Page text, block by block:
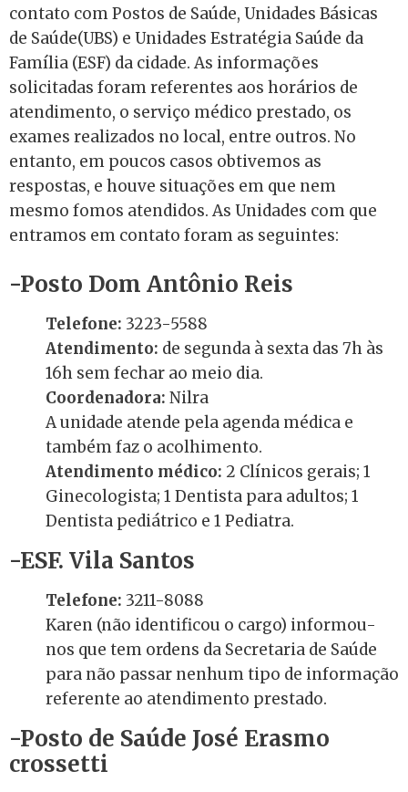
contato com Postos de Saúde, Unidades Básicas
de Saúde(UBS) e Unidades Estratégia Saúde da
Família (ESF) da cidade. As informações
solicitadas foram referentes aos horários de
atendimento, o serviço médico prestado, os
exames realizados no local, entre outros. No
entanto, em poucos casos obtivemos as
respostas, e houve situações em que nem
mesmo fomos atendidos. As Unidades com que
entramos em contato foram as seguintes:
-Posto Dom Antônio Reis
Telefone: 3223-5588
Atendimento: de segunda à sexta das 7h às
16h sem fechar ao meio dia.
Coordenadora: Nilra
A unidade atende pela agenda médica e
também faz o acolhimento.
Atendimento médico: 2 Clínicos gerais; 1
Ginecologista; 1 Dentista para adultos; 1
Dentista pediátrico e 1 Pediatra.
-ESF. Vila Santos
Telefone: 3211-8088
Karen (não identificou o cargo) informou-
nos que tem ordens da Secretaria de Saúde
para não passar nenhum tipo de informação
referente ao atendimento prestado.
-Posto de Saúde José Erasmo
crossetti